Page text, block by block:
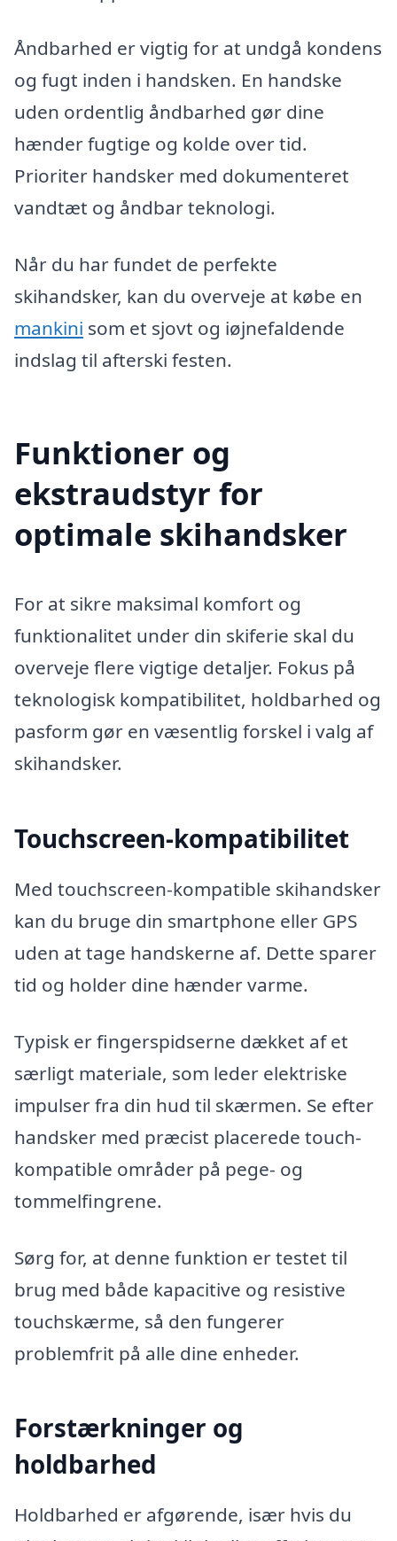
Åndbarhed er vigtig for at undgå kondens
og fugt inden i handsken. En handske
uden ordentlig åndbarhed gør dine
hænder fugtige og kolde over tid.
Prioriter handsker med dokumenteret
vandtæt og åndbar teknologi.
Når du har fundet de perfekte
skihandsker, kan du overveje at købe en
mankini som et sjovt og iøjnefaldende
indslag til afterski festen.
Funktioner og
ekstraudstyr for
optimale skihandsker
For at sikre maksimal komfort og
funktionalitet under din skiferie skal du
overveje flere vigtige detaljer. Fokus på
teknologisk kompatibilitet, holdbarhed og
pasform gør en væsentlig forskel i valg af
skihandsker.
Touchscreen-kompatibilitet
Med touchscreen-kompatible skihandsker
kan du bruge din smartphone eller GPS
uden at tage handskerne af. Dette sparer
tid og holder dine hænder varme.
Typisk er fingerspidserne dækket af et
særligt materiale, som leder elektriske
impulser fra din hud til skærmen. Se efter
handsker med præcist placerede touch-
kompatible områder på pege- og
tommelfingrene.
Sørg for, at denne funktion er testet til
brug med både kapacitive og resistive
touchskærme, så den fungerer
problemfrit på alle dine enheder.
Forstærkninger og
holdbarhed
Holdbarhed er afgørende, især hvis du